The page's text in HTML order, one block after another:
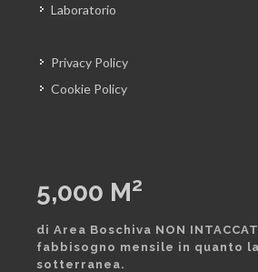
Laboratorio
Privacy Policy
Cookie Policy
5,000 M2
di Area Boschiva NON
fabbisogno mensile in quanto la
sotterranea.